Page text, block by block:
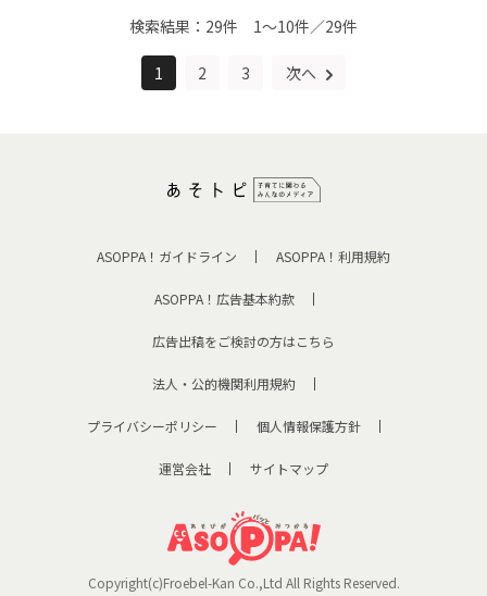
検索結果： 29件 1～10件／29件
1 2 3 次へ
ASOPPA！ガイドライン ASOPPA！利用規約
ASOPPA！広告基本約款
広告出稿をご検討の方はこちら
法人・公的機関利用規約
プライバシーポリシー 個人情報保護方針
運営会社 サイトマップ
Copyright(c)Froebel-Kan Co.,Ltd All Rights Reserved.